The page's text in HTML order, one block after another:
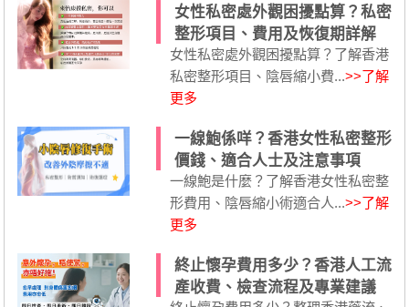
女性私密處外觀困擾點算？私密
整形項目、費用及恢復期詳解
女性私密處外觀困擾點算？了解香港
私密整形項目、陰唇縮小費...>>了解
更多
一線鮑係咩？香港女性私密整形
價錢、適合人士及注意事項
一線鮑是什麼？了解香港女性私密整
形費用、陰唇縮小術適合人...>>了解
更多
終止懷孕費用多少？香港人工流
產收費、檢查流程及專業建議